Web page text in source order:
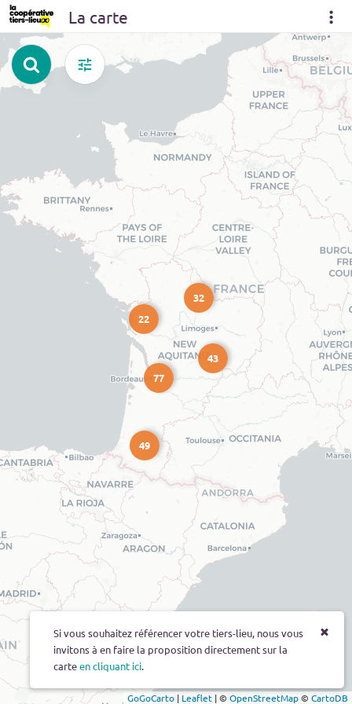
La carte
49
32
43
22
77
GoGoCarto | Leaflet |© OpenStreetMap© CartoDB
Si vous souhaitez référencer votre tiers-lieu, nous vous
invitons à en faire la proposition directement sur la
carteen cliquant ici.